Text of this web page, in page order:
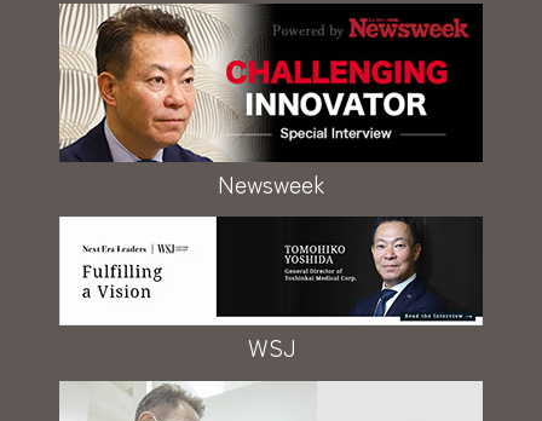
Newsweek
WSJ